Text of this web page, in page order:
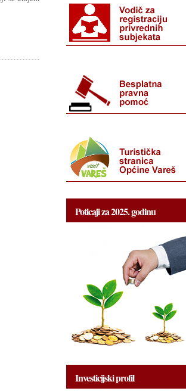
Poticaji za 2025. godinu
Investicijski profil